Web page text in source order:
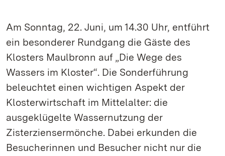
Am Sonntag, 22. Juni, um 14.30 Uhr, entführt
ein besonderer Rundgang die Gäste des
Klosters Maulbronn auf „Die Wege des
Wassers im Kloster“. Die Sonderführung
beleuchtet einen wichtigen Aspekt der
Klosterwirtschaft im Mittelalter: die
ausgeklügelte Wassernutzung der
Zisterziensermönche. Dabei erkunden die
Besucherinnen und Besucher nicht nur die